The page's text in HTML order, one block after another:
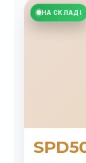
НА СКЛАДІ